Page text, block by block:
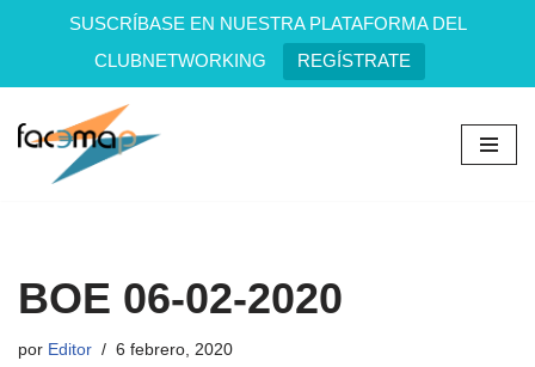
SUSCRÍBASE EN NUESTRA PLATAFORMA DEL
CLUBNETWORKING
REGÍSTRATE
Saltar
BOE 06-02-2020
por Editor 6 febrero, 2020